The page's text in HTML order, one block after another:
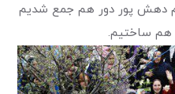
دهش پور دور هم جمع شدیم
هم ساختیم.